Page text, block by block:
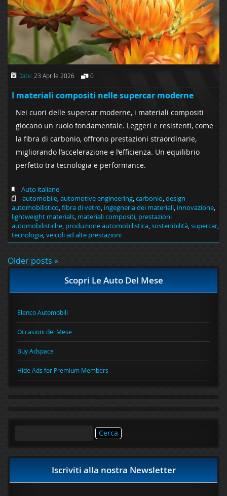
Date: 23 Aprile 2026 0
I materiali compositi nelle supercar moderne
Nei cuori delle supercar moderne, i materiali compositi
giocano un ruolo fondamentale. Leggeri e resistenti, come
la fibra di carbonio, offrono prestazioni straordinarie,
migliorando l’accelerazione e l’efficienza. Un equilibrio
perfetto tra tecnologia e performance.
Auto italiane
automobile,automotive engineering,carbonio,design
automobilistico,fibra di vetro, ingegneria dei materiali, innovazione,
lightweight materials, materiali compositi, prestazioni
automobilistiche, produzione automobilistica,sostenibilità,supercar,
tecnologia,veicoli ad alte prestazioni
Older posts »
Scopri Le Auto Del Mese
Elenco Automobili
Occasioni del Mese
Buy Adspace
Hide Ads for Premium Members
Iscriviti alla nostra Newsletter